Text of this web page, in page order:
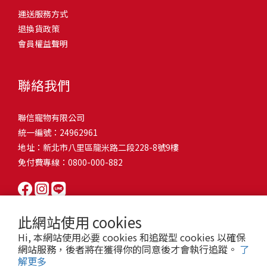
此網站使用 cookies
Hi, 本網站使用必要 cookies 和追蹤型 cookies 以確保
網站服務，後者將在獲得你的同意後才會執行追蹤。 了
解更多
和獨立能力。 幼犬訓練常見問題Q1: 幾個月大的幼犬最適合開始訓
練？A: 訓練可從幼犬到家首日開始（約8-10週大）。3-16週是社會
化黃金期，每次訓練控制在5-10分鐘內。Q2: 幼犬如廁訓練需要多久
屬啃咬玩具作替代品，發現不當啃咬時堅定說「不」，並引導至適
尿尿？A: 建立固定如廁時間表，成功時立即獎勵。限制活動範圍並
密切監督。意外發生時不責罵，使用專用除臭劑徹底清理。Q5: 幼犬
一直吠叫怎麼辦？A: 找出原因（尋求注意力、警戒、焦慮）。訓練
「安靜」指令，停止吠叫時獎勵。避免對吠叫作出反應，確保充分
向獎勵比懲罰更有效且健康。懲罰可能導致恐懼或攻擊行為，破壞
狗狗怎麼辦？A: 循序漸進社交化，從友善成犬開始。不強迫互動，
正面經驗後給予獎勵。考慮參加專業幼犬社交課程。Q8: 幼犬分離焦
慮要如何處理？A: 練習短暫分離，逐漸延長。離開和返家時保持低
調。提供能分散注意力的玩具，建立可預測的離家儀式。每隻幼犬
熱，水分流失快，腸道可能變得敏感，導致糞便變軟或拉稀。如果
換季時沒有適當調整環境，貓咪的腸胃就可能跟著「鬧脾氣」。冬
天注意保暖，提供暖墊、厚毯，避免冷風直吹。夏天補充水分，可
像是開冷氣又突然關掉，容易讓貓咪腸胃受影響。重點提醒：換季
時，記得關心貓咪的腸胃狀況，適當調整環境，幫助毛孩適應！ 貓
有血絲、異味特別重，那就要小心可能是 寄生蟲感染（如蛔蟲、鈎
蟲、球蟲）或腸胃炎、腸道疾病。這類情況會影響營養吸收，長期
下來甚至可能造成貓咪消瘦、免疫力下降。定期驅蟲（幼貓建議每
月一次，成貓每 3~6 個月一次）。觀察貓咪精神狀態，如果還伴隨
嘔吐、食慾下降，務必儘早就醫。重點提醒：如果貓咪拉肚子超過 2
天，或糞便異常，應立即帶去獸醫院檢查！ 貓咪拉肚子原因5. 情緒
壓力影響腸胃壓力不只影響人類，也會影響貓咪的腸胃！過度緊
張、焦慮、驚嚇（如煙火聲、大聲喧嘩），都可能讓貓咪拉肚子。
尤其是個性敏感的貓咪，對變化的適應力比較低，壓力一大，腸胃
就先「罷工」。減少壓力來源，盡量讓貓咪的作息固定。給貓咪陪
活中輕鬆改善看到滿屋子的貓毛是不是很抓狂？別擔心！其實只要
透過一些簡單的日常照護方式，就能有效減少貓咪掉毛情況。從梳
毛、洗澡到增加互動和營養調整，這些小撇步不僅能幫助貓咪維持
行動吧！ 預防貓掉毛方法1：勤勞梳毛養貓必備神器就是各種梳子
啦！勤勞梳毛是最直接有效的掉毛控制方法。定期梳理可以幫貓咪
髮打結和皮膚問題。建議週期：短毛貓每週梳1-2次，長毛貓則建議
2-3天梳一次。挑選合適的梳具也很重要，可以準備橡膠刷、鬃毛刷
或專用脫毛梳，依照毛質選擇。記得將梳毛變成愉快的日常儀式，
不僅能增加你們的互動時間，也讓貓咪享受被梳理的舒適感！預防
貓掉毛方法2：定期洗澡「貓咪會自己清潔，不需要洗澡」這個想法
其實不完全正確哦！適當的洗澡能幫助貓咪清除死毛和皮屑，減少
澡頻率不宜過高，一般室內貓咪1-3個月洗一次就足夠，過度洗澡反
而會造成皮膚乾燥。選擇專為貓咪設計的溫和洗毛精，洗後一定要
完全吹乾，避免濕毛造成皮膚問題。如果貓咪特別害怕洗澡，可以
的紙箱。建議一開始可以購買單價較低的入門款，觀察一下貓咪的
使用狀況，再考慮購買「豪宅」！ 項目費用用品貓碗$300貓窩
$500貓跳台$1,500貓砂盆$500貓抓板$300外出籠$1,000一次性養貓
咪是非常需要安全感的動物，可以準備一個專屬他的「寶座」，當
花費3：貓跳台貓咪雖然不需要外出進行放電，但在家中還是需要擺
放高度適合的貓跳台提供貓咪玩耍，貓跳台與貓窩相同，能給予貓
咪對於環境的安全感。一次性養貓用品相關花費4：貓砂盆貓咪排泄
用品，可選擇合適貓咪體型大小，不宜過小。一次性養貓用品相關
想，需要準備一個能夠讓牠們放肆磨爪的貓抓板。一次性養貓用品
時，外出籠就非常重要，平常也可以適度讓貓咪適應外出籠，避免
緊急情況時，貓咪過度抗拒。總結來說貓咪在健康及用品的一次性
費用大約落在 $ 7900~ $ 11600不等。雖說金額看起來不少，但以上
運送服務方式
退換貨政策
會員權益聲明
聯絡我們
聯信寵物有限公司
統一編號：24962961
地址：新北市八里區龍米路二段228-8號9樓
免付費專線：0800-000-882